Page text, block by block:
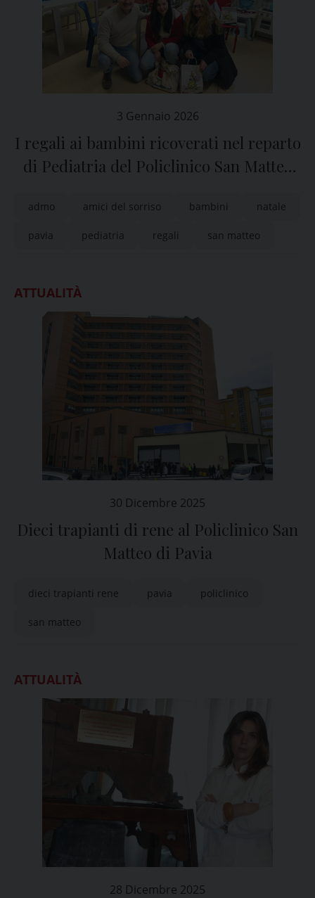
3 Gennaio 2026
I regali ai bambini ricoverati nel reparto
di Pediatria del Policlinico San Matteo
admo amici del sorriso bambini natale
pavia pediatria regali san matteo
ATTUALITÀ
30 Dicembre 2025
Dieci trapianti di rene al Policlinico San
Matteo di Pavia
dieci trapianti rene pavia policlinico
san matteo
ATTUALITÀ
28 Dicembre 2025